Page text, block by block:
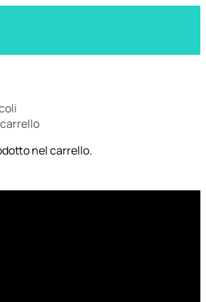
nel carrello.